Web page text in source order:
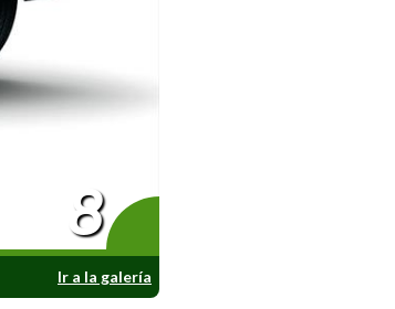
Ir a la galería
8